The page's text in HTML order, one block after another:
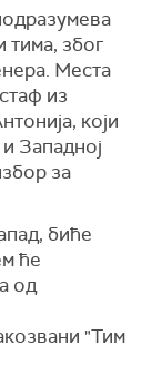
тима, због
Места
из
који
Западној
за
биће
ће
од
"Тим